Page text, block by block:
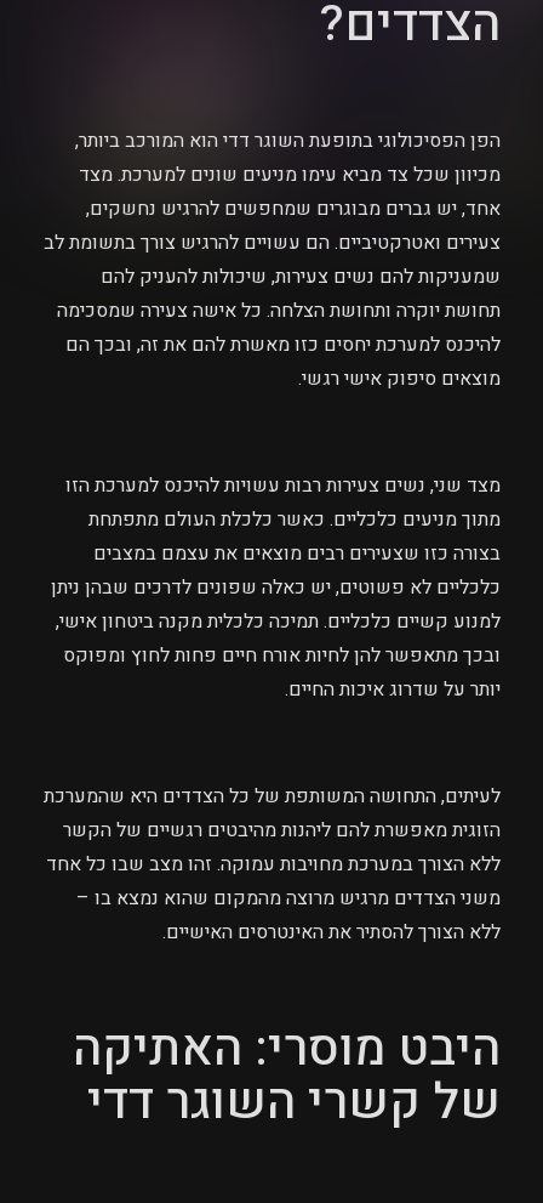
הצדדים?
הפן הפסיכולוגי בתופעת השוגר דדי הוא המורכב ביותר,
מכיוון שכל צד מביא עימו מניעים שונים למערכת. מצד
אחד, יש גברים מבוגרים שמחפשים להרגיש נחשקים,
צעירים ואטרקטיביים. הם עשויים להרגיש צורך בתשומת לב
שמעניקות להם נשים צעירות, שיכולות להעניק להם
תחושת יוקרה ותחושת הצלחה. כל אישה צעירה שמסכימה
להיכנס למערכת יחסים כזו מאשרת להם את זה, ובכך הם
מוצאים סיפוק אישי רגשי.
מצד שני, נשים צעירות רבות עשויות להיכנס למערכת הזו
מתוך מניעים כלכליים. כאשר כלכלת העולם מתפתחת
בצורה כזו שצעירים רבים מוצאים את עצמם במצבים
כלכליים לא פשוטים, יש כאלה שפונים לדרכים שבהן ניתן
למנוע קשיים כלכליים. תמיכה כלכלית מקנה ביטחון אישי,
ובכך מתאפשר להן לחיות אורח חיים פחות לחוץ ומפוקס
יותר על שדרוג איכות החיים.
לעיתים, התחושה המשותפת של כל הצדדים היא שהמערכת
הזוגית מאפשרת להם ליהנות מהיבטים רגשיים של הקשר
ללא הצורך במערכת מחויבות עמוקה. זהו מצב שבו כל אחד
משני הצדדים מרגיש מרוצה מהמקום שהוא נמצא בו –
ללא הצורך להסתיר את האינטרסים האישיים.
היבט מוסרי: האתיקה
של קשרי השוגר דדי